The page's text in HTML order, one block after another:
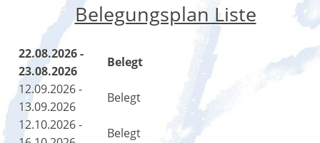
Belegungsplan Liste
22.08.2026 -
23.08.2026
Belegt
12.09.2026 -
13.09.2026
Belegt
12.10.2026 -
Belegt